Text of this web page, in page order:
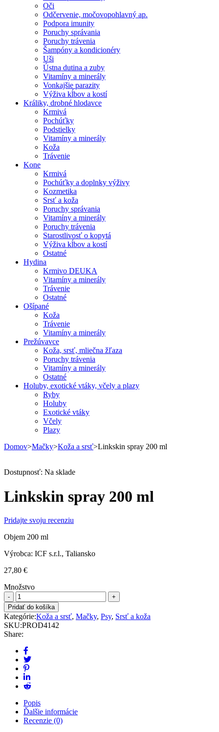
Oči
Odčervenie, močovopohlavný ap.
Podpora imunity
Poruchy správania
Poruchy trávenia
Šampóny a kondicionéry
Uši
Ústna dutina a zuby
Vitamíny a minerály
Vonkajšie parazity
Výživa kĺbov a kostí
Králiky, drobné hlodavce
Krmivá
Pochúťky
Podstielky
Vitamíny a minerály
Koža
Trávenie
Kone
Krmivá
Pochúťky a doplnky výživy
Kozmetika
Srsť a koža
Poruchy správania
Vitamíny a minerály
Poruchy trávenia
Starostlivosť o kopytá
Výživa kĺbov a kostí
Ostatné
Hydina
Krmivo DEUKA
Vitamíny a minerály
Trávenie
Ostatné
Ošípané
Koža
Trávenie
Vitamíny a minerály
Prežúvavce
Koža, srsť, mliečna žľaza
Poruchy trávenia
Vitamíny a minerály
Ostatné
Holuby, exotické vtáky, včely a plazy
Ryby
Holuby
Exotické vtáky
Včely
Plazy
Domov>Mačky>Koža a srsť>Linkskin spray 200 ml
Dostupnosť: Na sklade
Linkskin spray 200 ml
Pridajte svoju recenziu
Objem 200 ml
Výrobca: ICF s.r.l., Taliansko
27,80 €
Množstvo
Linkskin
spray
200
ml
quantity
Pridať do košíka
Kategórie:Koža a srsť, Mačky, Psy, Srsť a koža
SKU:PROD4142
Share:
Popis
Ďalšie informácie
Recenzie (0)